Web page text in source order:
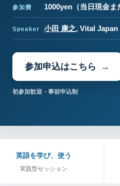
参加費 1000yen （当日現金
Speaker 小田 康之, Vital Japan
参加申込はこちら
初参加歓迎・事前申込制
英語を学び、使う
実践型セッション